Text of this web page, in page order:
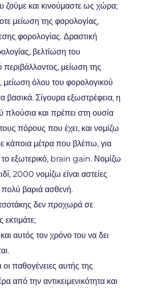
ζούμε και κινούμαστε ως χώρα;
μείωση της φορολογίας,
φορολογίας. Δραστική
βελτίωση του
περιβάλλοντος, μείωση της
μείωση όλου του φορολογικού
βασικά. Σίγουρα εξωστρέφεια, η
πλούσια και πρέπει στη ουσία
πόρους που έχει, και νομίζω
κάποια μέτρα που βλέπω, για
εξωτερικό, brain gain. Νομίζω
2000 νομίζω είναι αστείες
πολύ βαριά ασθενή.
δεν προχωρά σε
εκτιμάτε;
και αυτός τον χρόνο του να δει
οι παθογένειες αυτής της
από την αντικειμενικότητα και